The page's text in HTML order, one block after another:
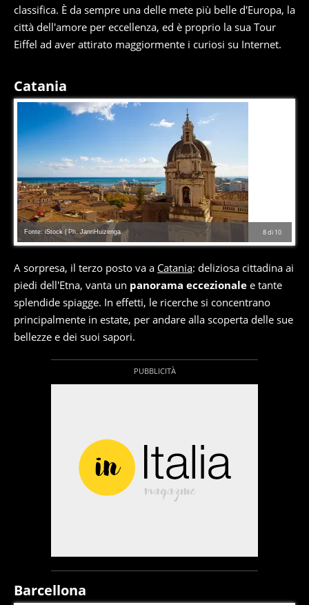
classifica. È da sempre una delle mete più belle d'Europa, la
città dell'amore per eccellenza, ed è proprio la sua Tour
Eiffel ad aver attirato maggiormente i curiosi su Internet.
Catania
8di 10
Fonte: iStock | Ph. JannHuizenga
A sorpresa, il terzo posto va a Catania: deliziosa cittadina ai
piedi dell'Etna, vanta un panorama eccezionale e tante
splendide spiagge. In effetti, le ricerche si concentrano
principalmente in estate, per andare alla scoperta delle sue
bellezze e dei suoi sapori.
Barcellona